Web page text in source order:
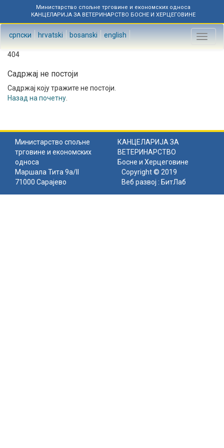
Министарство спољне трговине и економских односа
КАНЦЕЛАРИЈА ЗА ВЕТЕРИНАРСТВО БОСНЕ И ХЕРЦЕГОВИНЕ
српски hrvatski bosanski english
Toggle
404
Садржај не постоји
Садржај коју тражите не постоји.
Назад на почетну
Министарство спољне
трговине и економских
односа
КАНЦЕЛАРИЈА ЗА
ВЕТЕРИНАРСТВО
Босне и Херцеговине
Маршала Тита 9а/II
71000 Сарајево
Copyright © 2019
Веб развој : БитЛаб